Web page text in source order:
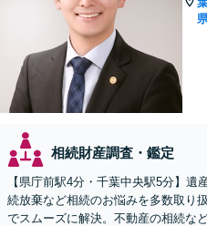
相続財産調査・鑑定
【県庁前駅4分・千葉中央駅5分】
続放棄など相続のお悩みを多数取り
でスムーズに解決。不動産の相続な